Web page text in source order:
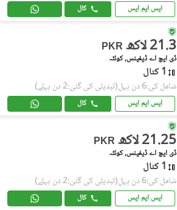
ایس ایم ایس کال
PKR 21.3 لاکھ
ڈی ایچ اے ڈیفینس, کوئٹہ
1 کنال
شامل کی:6 دن پہل (تبدیلی کی گئی:2 دن پہلے)
ایس ایم ایس کال
PKR 21.25 لاکھ
ڈی ایچ اے ڈیفینس, کوئٹہ
1 کنال
شامل کی:6 دن پہل (تبدیلی کی گئی:2 دن پہلے)
ایس ایم ایس کال